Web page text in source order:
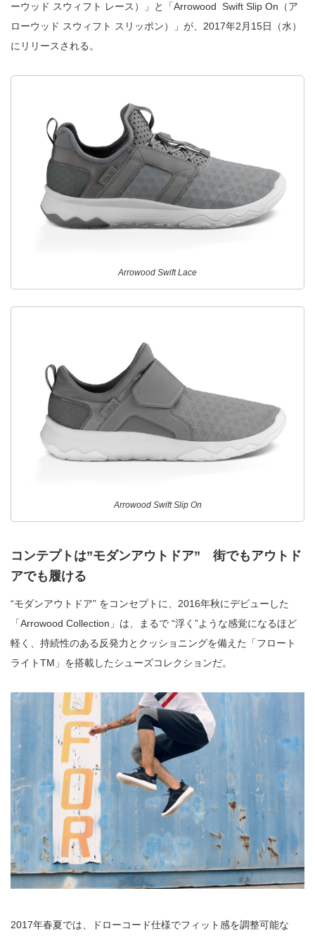
ーウッド スウィフト レース）」と「Arrowood Swift Slip On（ア
ローウッド スウィフト スリッポン）」が、2017年2月15日（水）
にリリースされる。
Arrowood Swift Lace
Arrowood Swift Slip On
コンテプトは”モダンアウトドア” 街でもアウトド
アでも履ける
“モダンアウトドア” をコンセプトに、2016年秋にデビューした
「Arrowood Collection」は、まるで “浮く”ような感覚になるほど
軽く、持続性のある反発力とクッショニングを備えた「フロート
ライトTM」を搭載したシューズコレクションだ。
2017年春夏では、ドローコード仕様でフィット感を調整可能な